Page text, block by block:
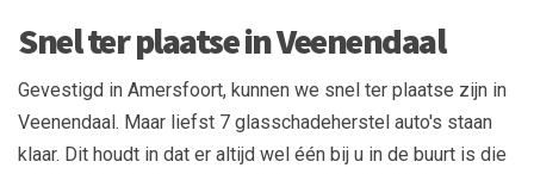
Snel ter plaatse in Veenendaal
Gevestigd in Amersfoort, kunnen we snel ter plaatse zijn in
Veenendaal. Maar liefst 7 glasschadeherstel auto's staan
klaar. Dit houdt in dat er altijd wel één bij u in de buurt is die